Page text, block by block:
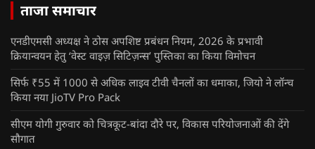
ताजा समाचार
एनडीएमसी अध्यक्ष ने ठोस अपशिष्ट प्रबंधन नियम, 2026 के प्रभावी
क्रियान्वयन हेतु ‘वेस्ट वाइज़ सिटिज़न्स’ पुस्तिका का किया विमोचन
सिर्फ ₹55 में 1000 से अधिक लाइव टीवी चैनलों का धमाका, जियो ने लॉन्च
किया नया JioTV Pro Pack
सीएम योगी गुरुवार को चित्रकूट-बांदा दौरे पर, विकास परियोजनाओं की देंगे
सौगात